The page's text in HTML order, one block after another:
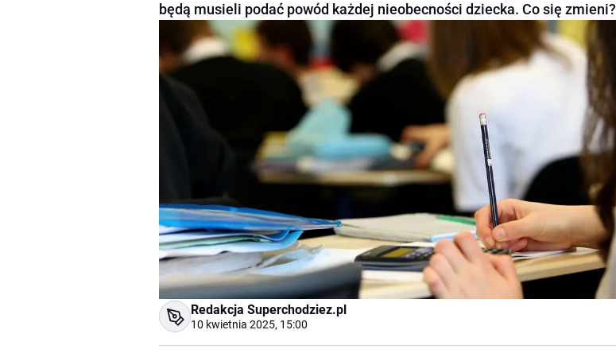
będą musieli podać powód każdej nieobecności dziecka. Co się zmieni?
Redakcja Superchodziez.pl
10 kwietnia 2025, 15:00